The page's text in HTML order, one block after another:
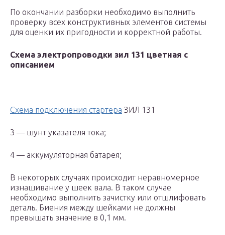
По окончании разборки необходимо выполнить
проверку всех конструктивных элементов системы
для оценки их пригодности и корректной работы.
Схема электропроводки зил 131 цветная с
описанием
Схема подключения стартера ЗИЛ 131
3 — шунт указателя тока;
4 — аккумуляторная батарея;
В некоторых случаях происходит неравномерное
изнашивание у шеек вала. В таком случае
необходимо выполнить зачистку или отшлифовать
деталь. Биения между шейками не должны
превышать значение в 0,1 мм.